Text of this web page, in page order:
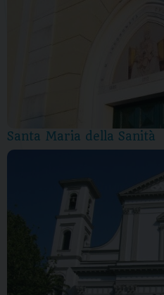
Santa Maria della Sanità